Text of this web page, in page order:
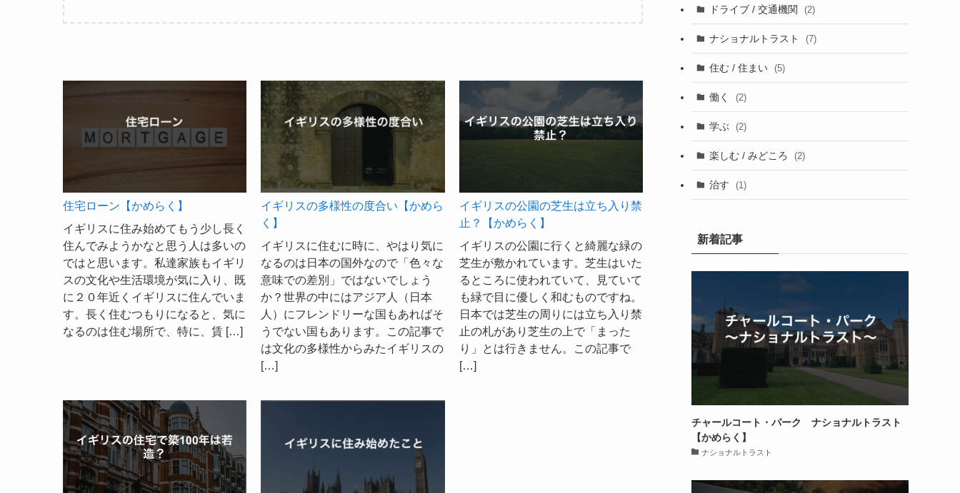
住宅ローン【かめらく】
イギリスに住み始めてもう少し長く
住んでみようかなと思う人は多いの
ではと思います。私達家族もイギリ
スの文化や生活環境が気に入り、既
に２０年近くイギリスに住んでいま
す。長く住むつもりになると、気に
なるのは住む場所で、特に、賃 […]
イギリスの多様性の度合い【かめら
く】
イギリスに住むに時に、やはり気に
なるのは日本の国外なので「色々な
意味での差別」ではないでしょう
か？世界の中にはアジア人（日本
人）にフレンドリーな国もあればそ
うでない国もあります。この記事で
は文化の多様性からみたイギリスの
[…]
イギリスの公園の芝生は立ち入り禁
止？【かめらく】
イギリスの公園に行くと綺麗な緑の
芝生が敷かれています。芝生はいた
るところに使われていて、見ていて
も緑で目に優しく和むものですね。
日本では芝生の周りには立ち入り禁
止の札があり芝生の上で「まった
り」とは行きません。この記事で
[…]
ドライブ / 交通機関 (2)
ナショナルトラスト (7)
住む / 住まい (5)
働く (2)
学ぶ (2)
楽しむ / みどころ (2)
治す (1)
新着記事
チャールコート・パーク ナショナルトラスト
【かめらく】
ナショナルトラスト